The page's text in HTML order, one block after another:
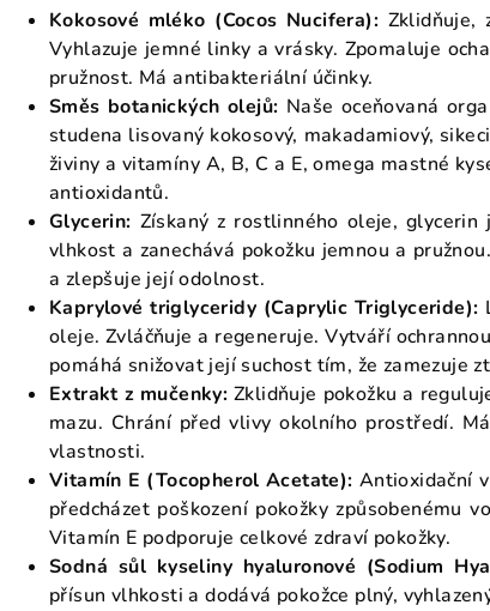
Kokosové mléko (Cocos Nucifera): Zklidňuje,
Vyhlazuje jemné linky a vrásky. Zpomaluje
pružnost. Má antibakteriální účinky.
Směs botanických olejů: Naše oceňovaná
studena lisovaný kokosový, makadamiový,
živiny a vitamíny A, B, C a E, omega mastné
antioxidantů.
Glycerin: Získaný z rostlinného oleje, glycerin
vlhkost a zanechává pokožku jemnou a
a zlepšuje její odolnost.
Kaprylové triglyceridy (Caprylic Triglyceride):
oleje. Zvláčňuje a regeneruje. Vytváří
pomáhá snižovat její suchost tím, že zamezuje
Extrakt z mučenky: Zklidňuje pokožku a
mazu. Chrání před vlivy okolního prostředí.
vlastnosti.
Vitamín E (Tocopherol Acetate): Antioxidační
předcházet poškození pokožky způsobenému
Vitamín E podporuje celkové zdraví pokožky.
Sodná sůl kyseliny hyaluronové (Sodium
přísun vlhkosti a dodává pokožce plný,